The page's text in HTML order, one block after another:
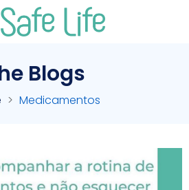
Blogs
Medicamentos